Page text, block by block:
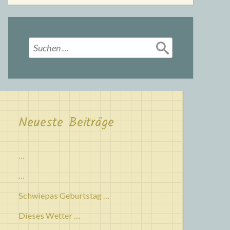
Suchen
nach:
Neueste Beiträge
…
…
Schwiepas Geburtstag …
Dieses Wetter …